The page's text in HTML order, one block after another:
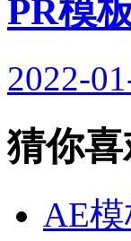
PR模
2022-
猜你喜
AE模